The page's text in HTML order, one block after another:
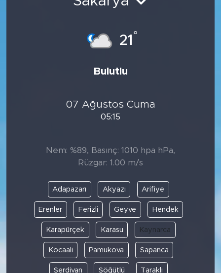
21 °
Bulutlu
07 Ağustos Cuma
05:15
Nem: %89, Basınç: 1010 hpa hPa,
Rüzgar: 1.00 m/s
Adapazarı Akyazı Arifiye
Erenler Ferizli Geyve Hendek
Karapürçek Karasu Kaynarca
Kocaali Pamukova Sapanca
Serdivan Söğütlü Taraklı